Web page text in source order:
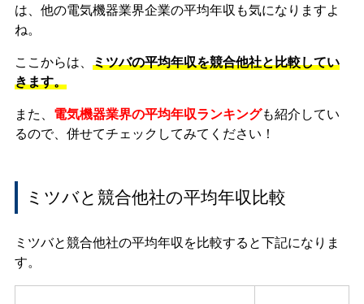
は、他の電気機器業界企業の平均年収も気になりますよ
ね。
ここからは、 ミツバの平均年収を競合他社と比較してい
きます。
また、 電気機器業界の平均年収ランキングも紹介してい
るので、併せてチェックしてみてください！
ミツバと競合他社の平均年収比較
ミツバと競合他社の平均年収を比較すると下記になりま
す。